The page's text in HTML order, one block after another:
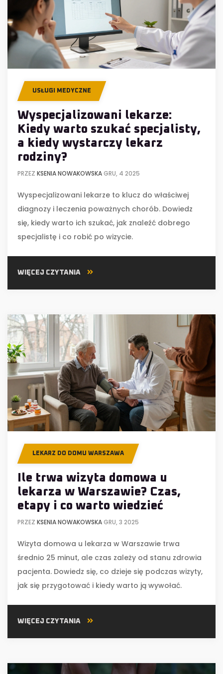
USŁUGI MEDYCZNE
Wyspecjalizowani lekarze:
Kiedy warto szukać specjalisty,
a kiedy wystarczy lekarz
rodziny?
PRZEZ KSENIA NOWAKOWSKAGRU, 4 2025
Wyspecjalizowani lekarze to klucz do właściwej
diagnozy i leczenia poważnych chorób. Dowiedz
się, kiedy warto ich szukać, jak znaleźć dobrego
specjalistę i co robić po wizycie.
WIĘCEJ CZYTANIA
LEKARZ DO DOMU WARSZAWA
Ile trwa wizyta domowa u
lekarza w Warszawie? Czas,
etapy i co warto wiedzieć
PRZEZ KSENIA NOWAKOWSKAGRU, 3 2025
Wizyta domowa u lekarza w Warszawie trwa
średnio 25 minut, ale czas zależy od stanu zdrowia
pacjenta. Dowiedz się, co dzieje się podczas wizyty,
jak się przygotować i kiedy warto ją wywołać.
WIĘCEJ CZYTANIA